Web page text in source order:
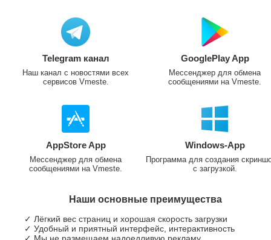
Telegram канал
Наш канал с новостями всех
сервисов Vmeste.
GooglePlay App
Мессенджер для обмена
сообщениями на Vmeste.
AppStore App
Мессенджер для обмена
сообщениями на Vmeste.
Windows-App
Программа для создания
с загрузкой.
Наши основные преимущества
✓ Лёгкий вес страниц и хорошая скорость загрузки
✓ Удобный и приятный интерфейс, интерактивность
✓ Мы не размещаем надоедливую рекламу